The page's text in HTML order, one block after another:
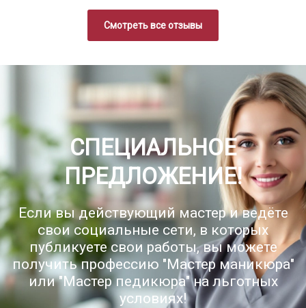
Смотреть все отзывы
СПЕЦИАЛЬНОЕ
ПРЕДЛОЖЕНИЕ!
Если вы действующий мастер и ведёте
свои социальные сети, в которых
публикуете свои работы, вы можете
получить профессию "Мастер маникюра"
или "Мастер педикюра" на льготных
условиях!